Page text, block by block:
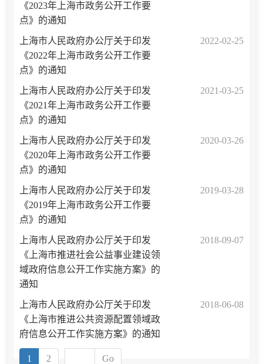
《2023年上海市政务公开工作要
点》的通知
2022-02-25
上海市人民政府办公厅关于印发
《2022年上海市政务公开工作要
点》的通知
2021-03-25
上海市人民政府办公厅关于印发
《2021年上海市政务公开工作要
点》的通知
2020-03-26
上海市人民政府办公厅关于印发
《2020年上海市政务公开工作要
点》的通知
2019-03-28
上海市人民政府办公厅关于印发
《2019年上海市政务公开工作要
点》的通知
2018-09-07
上海市人民政府办公厅关于印发
《上海市推进社会公益事业建设领
域政府信息公开工作实施方案》的
通知
2018-06-08
上海市人民政府办公厅关于印发
《上海市推进公共资源配置领域政
府信息公开工作实施方案》的通知
1 2 Go